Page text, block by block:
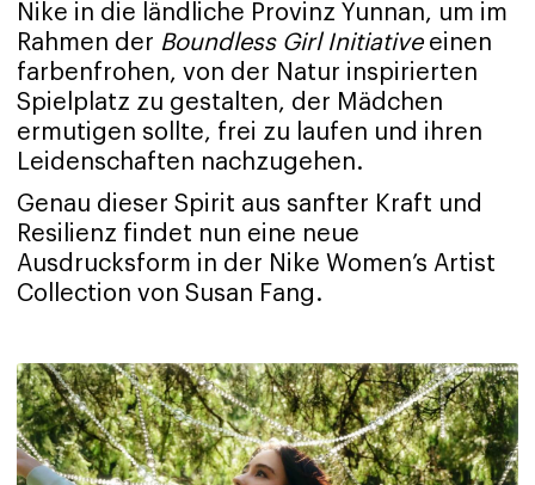
Nike in die ländliche Provinz Yunnan, um im
Rahmen der Boundless Girl Initiativeeinen
farbenfrohen, von der Natur inspirierten
Spielplatz zu gestalten, der Mädchen
ermutigen sollte, frei zu laufen und ihren
Leidenschaften nachzugehen.
Genau dieser Spirit aus sanfter Kraft und
Resilienz findet nun eine neue
Ausdrucksform in der Nike Women’s Artist
Collection von Susan Fang.